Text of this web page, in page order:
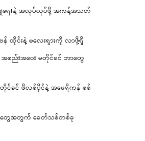
ြုံရေးနဲ့ အလုပ်လုပ်ဖို့ အကန့်အသတ်
ါဗန် ထိုင်းနဲ့ မလေးရှားကို လာဖို့ရှိ
စည်းအဝေး မတိုင်ခင် ဘာတွေ
တိုင်ခင် ဖိလစ်ပိုင်နဲ့ အမေရိကန် စစ်
တွေအတွက် ခေတ်သစ်တစ်ခု